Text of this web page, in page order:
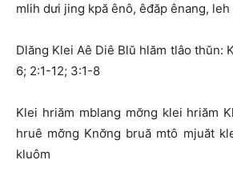
mlih dưi jing kpă ênô, êđăp ênang, leh
Dlăng Klei Aê Diê Blŭ hlăm tlâo thŭn:
6; 2:1-12; 3:1-8
Klei hriăm mblang mơ̆ng klei hriăm
hruê mơ̆ng Knơ̆ng bruă mtô mjuăt
kluôm